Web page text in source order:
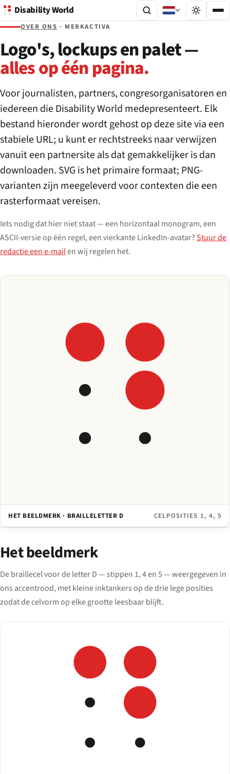
Disability World
OVER ONS · MERKACTIVA
Logo's, lockups en palet —
alles op één pagina.
Voor journalisten, partners, congresorganisatoren en
iedereen die Disability World medepresenteert. Elk
bestand hieronder wordt gehost op deze site via een
stabiele URL; u kunt er rechtstreeks naar verwijzen
vanuit een partnersite als dat gemakkelijker is dan
downloaden. SVG is het primaire formaat; PNG-
varianten zijn meegeleverd voor contexten die een
rasterformaat vereisen.
Iets nodig dat hier niet staat — een horizontaal monogram, een
ASCII-versie op één regel, een vierkante LinkedIn-avatar? Stuur de
redactie een e-mailen wij regelen het.
HET BEELDMERK · BRAILLELETTER D CELPOSITIES 1, 4, 5
Het beeldmerk
De braillecel voor de letter D — stippen 1, 4 en 5 — weergegeven in
ons accentrood, met kleine inktankers op de drie lege posities
zodat de celvorm op elke grootte leesbaar blijft.